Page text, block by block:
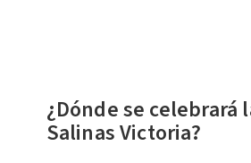
¿Dónde se celebrará
Salinas Victoria?